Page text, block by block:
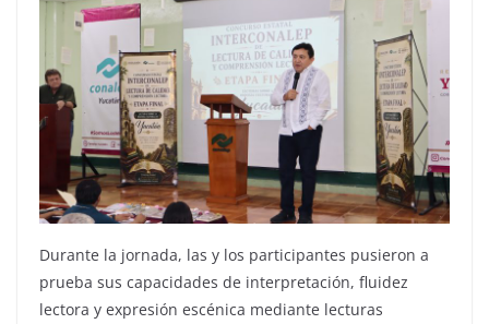
Durante la jornada, las y los participantes pusieron a
prueba sus capacidades de interpretación, fluidez
lectora y expresión escénica mediante lecturas